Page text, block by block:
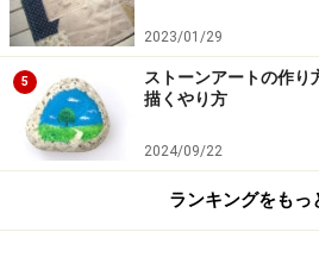
お馴染みのトナカイも。いろんな
いね。
2023/01/29
5
ストーンアートの作り
描くやり方
2024/09/22
ランキングをもっ